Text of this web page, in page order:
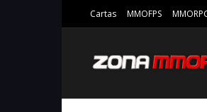
Cartas MMOFPS